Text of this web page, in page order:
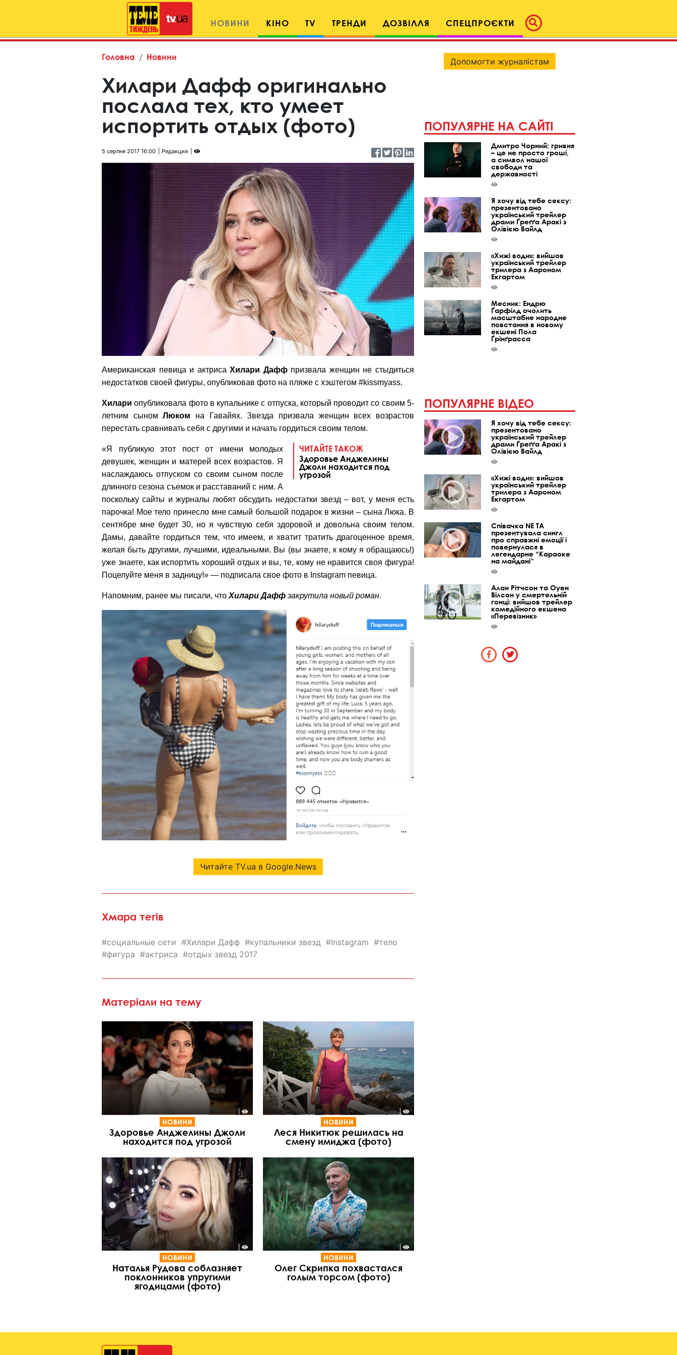
НОВИНИ КІНО TV ТРЕНДИ ДОЗВІЛЛЯ СПЕЦПРОЄКТИ
Головна Новини
Хилари Дафф оригинально
послала тех, кто умеет
испортить отдых (фото)
5 серпня 2017 16:00 Редакция
Американская певица и актрисаХилари Даффпризвала женщин не стыдиться
недостатков своей фигуры, опубликовав фото на пляже с хэштегом #kissmyass.
Хилари опубликовала фото в купальнике с отпуска, который проводит со своим 5-
летним сыномЛюком на Гавайях. Звезда призвала женщин всех возрастов
перестать сравнивать себя с другими и начать гордиться своим телом.
ЧИТАЙТЕ ТАКОЖ
Здоровье Анджелины
Джоли находится под
угрозой
«Я публикую этот пост от имени молодых
девушек, женщин и матерей всех возрастов. Я
наслаждаюсь отпуском со своим сыном после
длинного сезона съемок и расставаний с ним. А
поскольку сайты и журналы любят обсудить недостатки звезд – вот, у меня есть
парочка! Мое тело принесло мне самый большой подарок в жизни – сына Люка. В
сентябре мне будет 30, но я чувствую себя здоровой и довольна своим телом.
Дамы, давайте гордиться тем, что имеем, и хватит тратить драгоценное время,
желая быть другими, лучшими, идеальными. Вы (вы знаете, к кому я обращаюсь!)
уже знаете, как испортить хороший отдых и вы, те, кому не нравится своя фигура!
Поцелуйте меня в задницу!» — подписала свое фото в Instagram певица.
Напомним, ранее мы писали, что Хилари Дафф закрутила новый роман.
Читайте TV.ua в Google.News
Хмара тегів
социальные сети Хилари Дафф купальники звезд Instagram
тело
фигура
актриса отдых звезд 2017
Матеріали на тему
НОВИНИ
Здоровье Анджелины Джоли
находится под угрозой
НОВИНИ
Леся Никитюк решилась на
смену имиджа (фото)
НОВИНИ
Наталья Рудова соблазняет
поклонников упругими
ягодицами (фото)
НОВИНИ
Олег Скрипка похвастался
голым торсом (фото)
Допомогти журналістам
ПОПУЛЯРНЕ НА САЙТІ
Дмитро Чорний: гривня
– це не просто гроші,
а символ нашої
свободи та
державності
Я хочу від тебе сексу:
презентовано
український трейлер
драми Ґреґґа Аракі з
Олівією Вайлд
«Хижі води»: вийшов
український трейлер
трилера з Аароном
Екгартом
Месник: Ендрю
Ґарфілд очолить
масштабне народне
повстання в новому
екшені Пола
Ґрінґрасса
ПОПУЛЯРНЕ ВІДЕО
Я хочу від тебе сексу:
презентовано
український трейлер
драми Ґреґґа Аракі з
Олівією Вайлд
«Хижі води»: вийшов
український трейлер
трилера з Аароном
Екгартом
Співачка NE TA
презентувала сингл
про справжні емоції і
повернулася в
легендарне “Караоке
на майдані”
Алан Рітчсон та Оуен
Вілсон у смертельній
гонці: вийшов трейлер
комедійного екшена
«Перевізник»